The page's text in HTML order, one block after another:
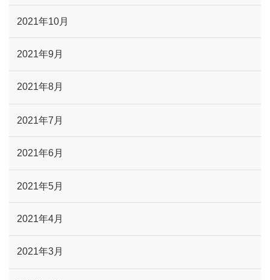
2021年10月
2021年9月
2021年8月
2021年7月
2021年6月
2021年5月
2021年4月
2021年3月